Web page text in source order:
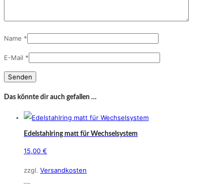
Name *
E-Mail *
Das könnte dir auch gefallen …
Edelstahlring matt für Wechselsystem
15,00 €
Produkt
zzgl. Versandkosten